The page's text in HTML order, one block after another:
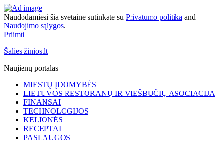
Naudodamiesi šia svetaine sutinkate su Privatumo politika and
Naudojimo sąlygos.
Priimti
Šalies žinios.lt
Naujienų portalas
MIESTŲ ĮDOMYBĖS
LIETUVOS RESTORANŲ IR VIEŠBUČIŲ ASOCIACIJA
FINANSAI
TECHNOLOGIJOS
KELIONĖS
RECEPTAI
PASLAUGOS